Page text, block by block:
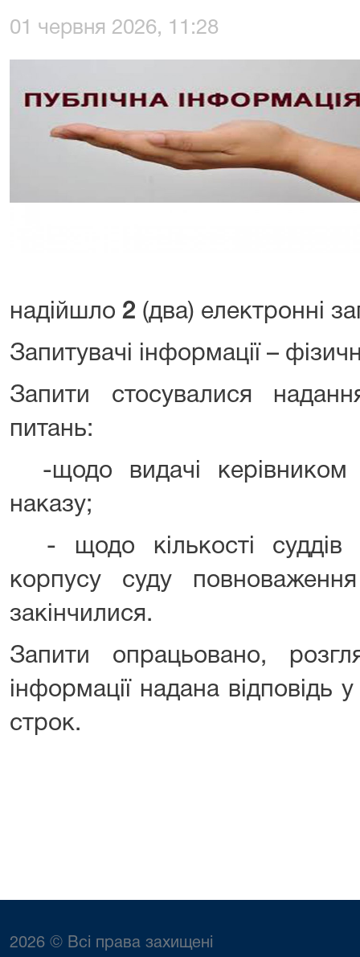
01 червня 2026, 11:28
надійшло 2 (два) електронні
Запитувачі інформації –
Запити стосувалися
питань:
-щодо видачі керівником
наказу;
- щодо кількості суддів
корпусу суду
закінчилися.
Запити опрацьовано,
інформації надана відповідь
строк.
2026 © Всі права захищені